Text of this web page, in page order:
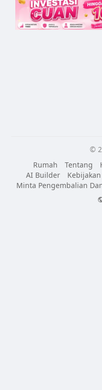
©
Rumah
Tentang
AI Builder
Minta Pengembalian